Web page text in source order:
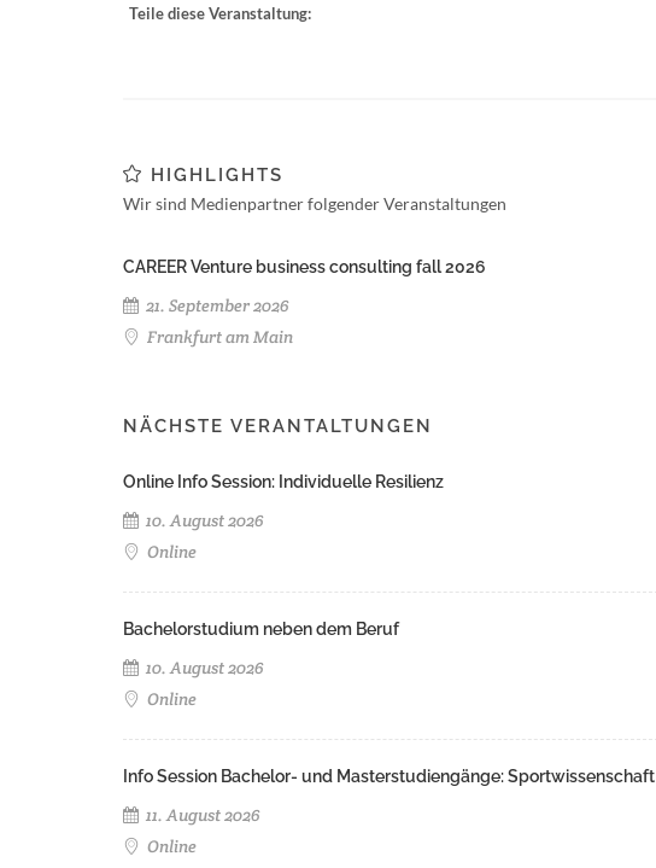
Teile diese Veranstaltung:
HIGHLIGHTS
Wir sind Medienpartner folgender Veranstaltungen
CAREER Venture business consulting fall 2026
21. September 2026
Frankfurt am Main
NÄCHSTE VERANTALTUNGEN
Online Info Session: Individuelle Resilienz
10. August 2026
Online
Bachelorstudium neben dem Beruf
10. August 2026
Online
Info Session Bachelor- und Masterstudiengänge: Sportwissenschaft
11. August 2026
Online